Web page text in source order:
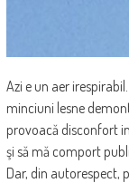
Azi e un aer
minciuni lesne
provoacă disconfort
şi să mă comport
Dar, din autorespect,